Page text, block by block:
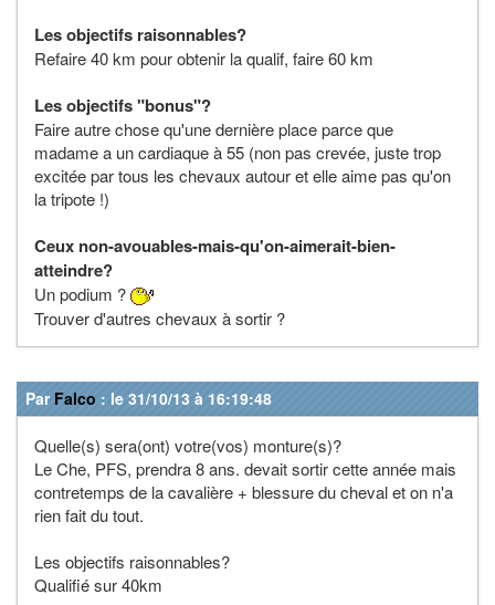
Les objectifs raisonnables?
Refaire 40 km pour obtenir la qualif, faire 60 km
Les objectifs "bonus"?
Faire autre chose qu'une dernière place parce que
madame a un cardiaque à 55 (non pas crevée, juste trop
excitée par tous les chevaux autour et elle aime pas qu'on
la tripote !)
Ceux non-avouables-mais-qu'on-aimerait-bien-
atteindre?
Un podium ?
Trouver d'autres chevaux à sortir ?
Par Falco : le 31/10/13 à 16:19:48
Quelle(s) sera(ont) votre(vos) monture(s)?
Le Che, PFS, prendra 8 ans. devait sortir cette année mais
contretemps de la cavalière + blessure du cheval et on n'a
rien fait du tout.
Les objectifs raisonnables?
Qualifié sur 40km